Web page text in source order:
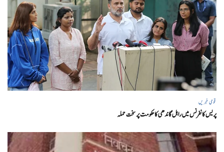
قومی خبریں
پریس کانفرنس میں راہل گاندھی کا حکومت پر سخت حملہ